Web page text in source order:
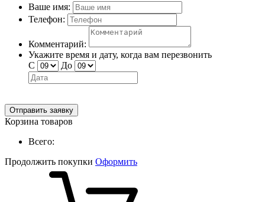
Ваше имя:
Телефон:
Комментарий:
Укажите время и дату, когда вам перезвонить
С
До
Отправить заявку
Корзина товаров
Всего:
Продолжить покупки Оформить